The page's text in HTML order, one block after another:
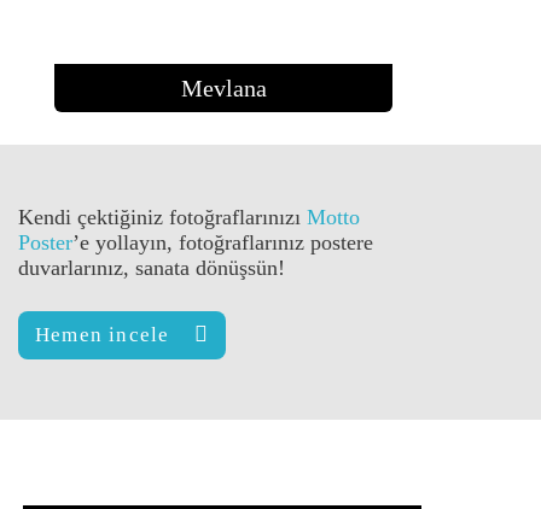
Mevlana
Kendi çektiğiniz fotoğraflarınızı Motto
Poster’e yollayın, fotoğraflarınız postere
duvarlarınız, sanata dönüşsün!
Hemen incele